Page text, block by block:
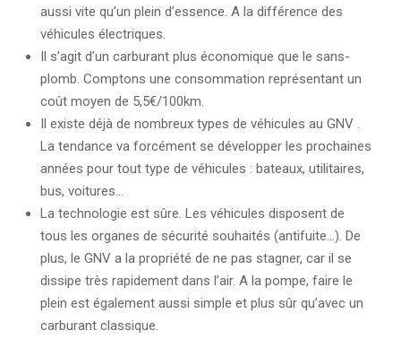
aussi vite qu’un plein d’essence. A la différence des
véhicules électriques.
Il s’agit d’un carburant plus économique que le sans-
plomb. Comptons une consommation représentant un
coût moyen de 5,5€/100km.
Il existe déjà de nombreux types de véhicules au GNV .
La tendance va forcément se développer les prochaines
années pour tout type de véhicules : bateaux, utilitaires,
bus, voitures…
La technologie est sûre. Les véhicules disposent de
tous les organes de sécurité souhaités (antifuite…). De
plus, le GNV a la propriété de ne pas stagner, car il se
dissipe très rapidement dans l’air. A la pompe, faire le
plein est également aussi simple et plus sûr qu’avec un
carburant classique.